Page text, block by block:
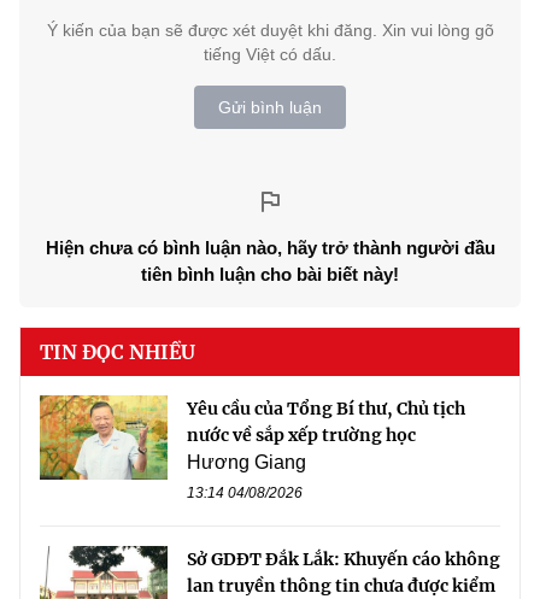
Ý kiến của bạn sẽ được xét duyệt khi đăng. Xin vui lòng gõ
tiếng Việt có dấu.
Gửi bình luận
Hiện chưa có bình luận nào, hãy trở thành người đầu
tiên bình luận cho bài biết này!
TIN ĐỌC NHIỀU
Yêu cầu của Tổng Bí thư, Chủ tịch
nước về sắp xếp trường học
Hương Giang
13:14 04/08/2026
Sở GDĐT Đắk Lắk: Khuyến cáo không
lan truyền thông tin chưa được kiểm